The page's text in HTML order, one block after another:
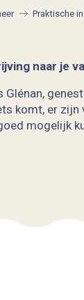
Praktische
naar je
Glénan,
komt, er zijn
mogelijk
aux